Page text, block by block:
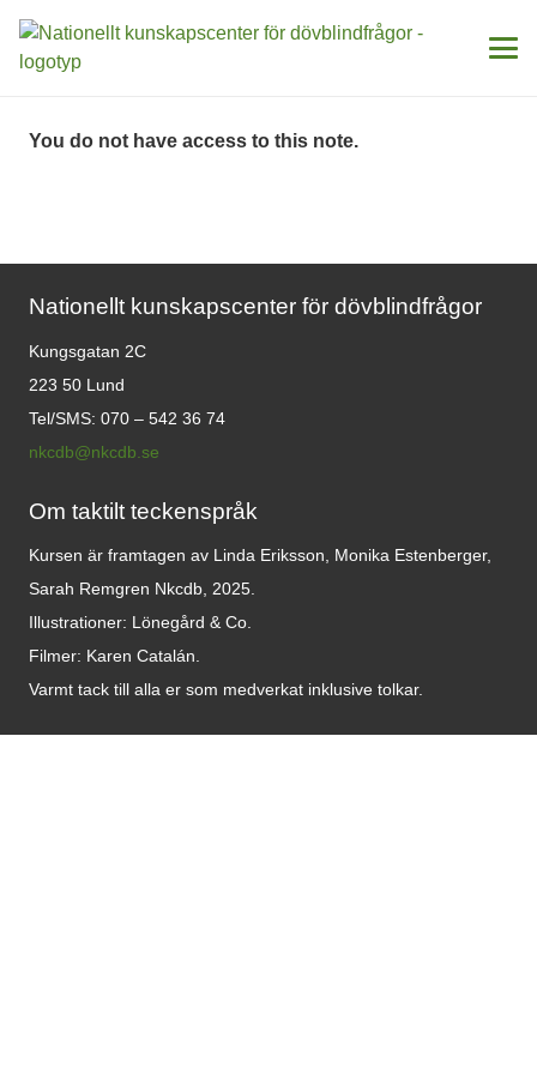
You do not have access to this note.
Nationellt kunskapscenter för dövblindfrågor
Kungsgatan 2C
223 50 Lund
Tel/SMS: 070 – 542 36 74
nkcdb@nkcdb.se
Om taktilt teckenspråk
Kursen är framtagen av Linda Eriksson, Monika Estenberger,
Sarah Remgren Nkcdb, 2025.
Illustrationer: Lönegård & Co.
Filmer: Karen Catalán.
Varmt tack till alla er som medverkat inklusive tolkar.